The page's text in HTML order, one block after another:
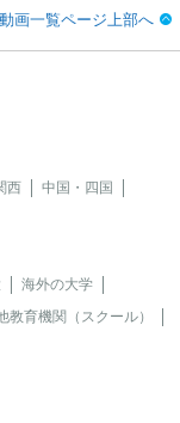
動画一覧ページ上部へ
西
中国・四国
海外の大学
教育機関（スクール）